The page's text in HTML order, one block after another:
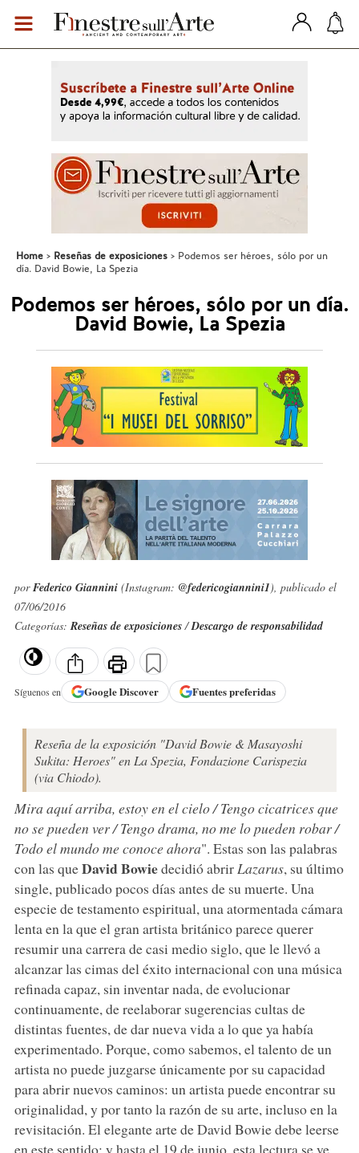
Home Reseñas de exposiciones
Podemos ser héroes, sólo por un
día. David Bowie, La Spezia
Podemos ser héroes, sólo por un día.
David Bowie, La Spezia
porFederico Giannini(Instagram: @federicogiannini1), publicado el
07/06/2016
Categorías:Reseñas de exposiciones/Descargo de responsabilidad
Síguenos en GoogleDiscover Fuentes preferidas
Reseña de la exposición "David Bowie & Masayoshi
Sukita: Heroes" en La Spezia, Fondazione Carispezia
(via Chiodo).
Mira aquí arriba, estoy en el cielo / Tengo cicatrices que
no se pueden ver / Tengo drama, no me lo pueden robar /
Todo el mundo me conoce ahora". Estas son las palabras
con las queDavid Bowiedecidió abrir Lazarus, su último
single, publicado pocos días antes de su muerte. Una
especie de testamento espiritual, una atormentada cámara
lenta en la que el gran artista británico parece querer
resumir una carrera de casi medio siglo, que le llevó a
alcanzar las cimas del éxito internacional con una música
refinada capaz, sin inventar nada, de evolucionar
continuamente, de reelaborar sugerencias cultas de
distintas fuentes, de dar nueva vida a lo que ya había
experimentado. Porque, como sabemos, el talento de un
artista no puede juzgarse únicamente por su capacidad
para abrir nuevos caminos: un artista puede encontrar su
originalidad, y por tanto la razón de su arte, incluso en la
revisitación. El elegante arte de David Bowie debe leerse
en este sentido: y hasta el 19 de junio, esta lectura se ve